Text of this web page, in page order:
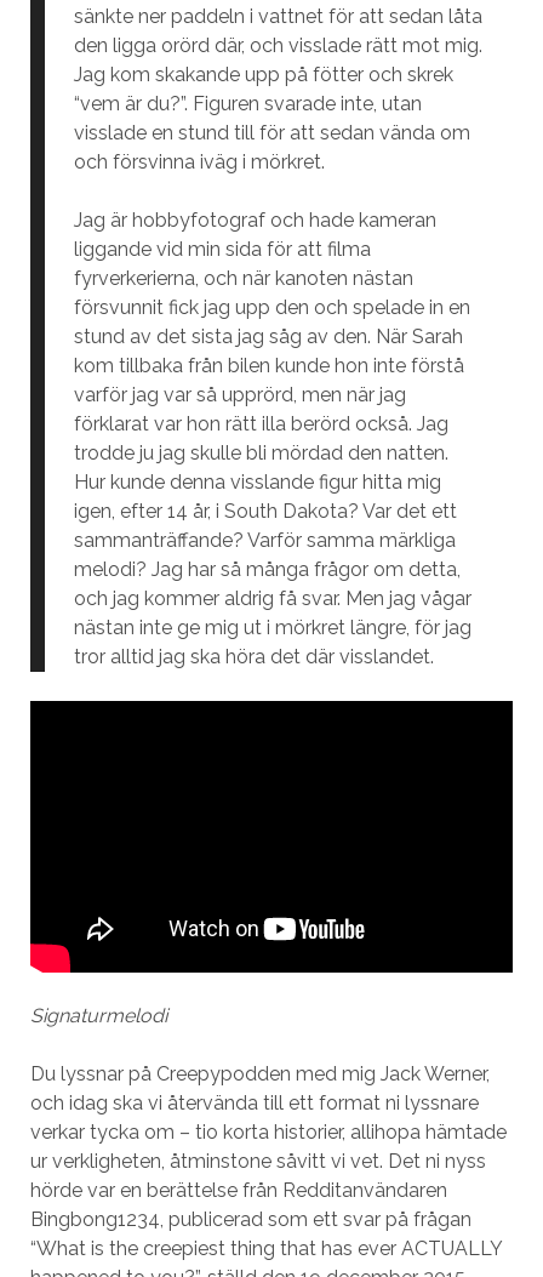
sänkte ner paddeln i vattnet för att sedan låta
den ligga orörd där, och visslade rätt mot mig.
Jag kom skakande upp på fötter och skrek
“vem är du?”. Figuren svarade inte, utan
visslade en stund till för att sedan vända om
och försvinna iväg i mörkret.
Jag är hobbyfotograf och hade kameran
liggande vid min sida för att filma
fyrverkerierna, och när kanoten nästan
försvunnit fick jag upp den och spelade in en
stund av det sista jag såg av den. När Sarah
kom tillbaka från bilen kunde hon inte förstå
varför jag var så upprörd, men när jag
förklarat var hon rätt illa berörd också. Jag
trodde ju jag skulle bli mördad den natten.
Hur kunde denna visslande figur hitta mig
igen, efter 14 år, i South Dakota? Var det ett
sammanträffande? Varför samma märkliga
melodi? Jag har så många frågor om detta,
och jag kommer aldrig få svar. Men jag vågar
nästan inte ge mig ut i mörkret längre, för jag
tror alltid jag ska höra det där visslandet.
Signaturmelodi
Du lyssnar på Creepypodden med mig Jack Werner,
och idag ska vi återvända till ett format ni lyssnare
verkar tycka om – tio korta historier, allihopa hämtade
ur verkligheten, åtminstone såvitt vi vet. Det ni nyss
hörde var en berättelse från Redditanvändaren
Bingbong1234, publicerad som ett svar på frågan
“What is the creepiest thing that has ever ACTUALLY